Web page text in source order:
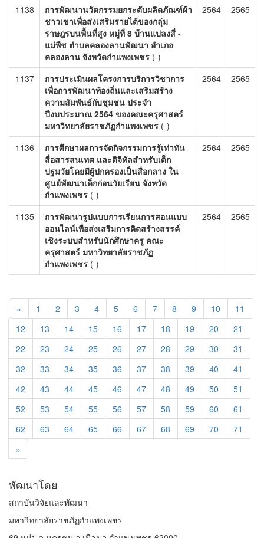
1138
การพัฒนานวัตกรรมยกระดับผลิตภัณฑ์ผ้า
ชาวเขาเพื่อส่งเสริมรายได้ของกลุ่ม
ราษฎรบนพื้นที่สูง หมู่ที่ 8 บ้านแปลงสี่ -
แม่พืช ตำบลคลองลานพัฒนา อำเภอ
คลองลาน จังหวัดกำแพงเพชร (-)
2564 2565
1137
การประเมินผลโครงการบริการวิชาการ
เพื่อการพัฒนาท้องถิ่นและเสริมสร้าง
ความสัมพันธ์กับชุมชน ประจำ
ปีงบประมาณ 2564 ของคณะครุศาสตร์
มหาวิทยาลัยราชภัฏกำแพงเพชร (-)
2564 2565
1136
การศึกษาผลการจัดกิจกรรมการรู้เท่าทัน
สื่อสารสนเทศ และดิจิทัลสำหรับเด็ก
ปฐมวัยโดยมีผู้ปกครองเป็นสื่อกลาง ใน
ศูนย์พัฒนาเด็กก่อนวัยเรียน จังหวัด
กำแพงเพชร (-)
2564 2565
1135
การพัฒนารูปแบบการเรียนการสอนแบบ
ออนไลน์เพื่อส่งเสริมการคิดสร้างสรรค์
เชิงระบบสำหรับนักศึกษาครู คณะ
ครุศาสตร์ มหาวิทยาลัยราชภัฏ
กำแพงเพชร (-)
2564 2565
« 1 2 3 4 5 6 7 8 9 10
11
12
13 14 15 16 17 18 19 20
21
22
23 24 25 26 27 28 29 30
31
32
33 34 35 36 37 38 39 40
41
42
43 44 45 46 47 48 49 50
51
52
53 54 55 56 57 58 59 60
61
62
63 64 65 66 67 68 69 70
71
»
พัฒนาโดย
สถาบันวิจัยและพัฒนา
มหาวิทยาลัยราชภัฏกำแพงเพชร